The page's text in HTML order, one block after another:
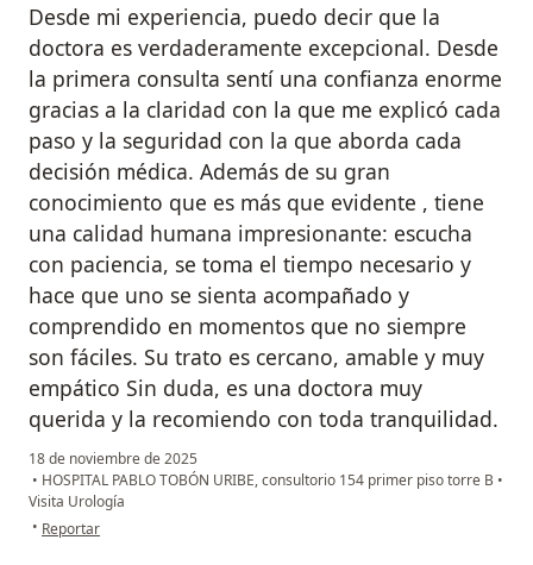
Desde mi experiencia, puedo decir que la
doctora es verdaderamente excepcional. Desde
la primera consulta sentí una confianza enorme
gracias a la claridad con la que me explicó cada
paso y la seguridad con la que aborda cada
decisión médica. Además de su gran
conocimiento que es más que evidente , tiene
una calidad humana impresionante: escucha
con paciencia, se toma el tiempo necesario y
hace que uno se sienta acompañado y
comprendido en momentos que no siempre
son fáciles. Su trato es cercano, amable y muy
empático Sin duda, es una doctora muy
querida y la recomiendo con toda tranquilidad.
18 de noviembre de 2025
• HOSPITAL PABLO TOBÓN URIBE, consultorio 154 primer piso torre B •
Visita Urología
• en opinión del usuario C.P
Reportar